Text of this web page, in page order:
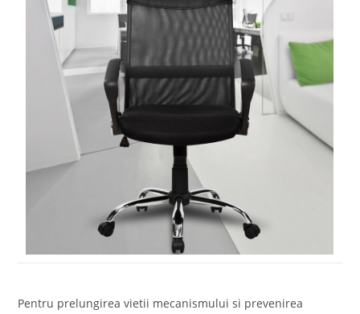
Pentru prelungirea vietii mecanismului si prevenirea